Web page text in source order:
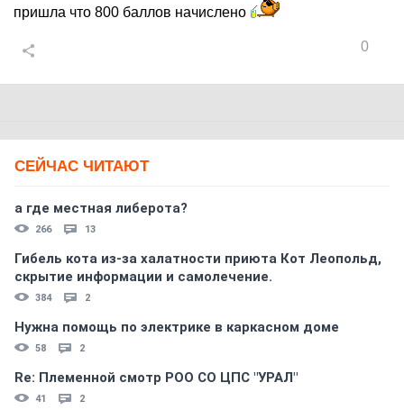
пришла что 800 баллов начислено
0
СЕЙЧАС ЧИТАЮТ
а где местная либерота?
266 13
Гибель кота из-за халатности приюта Кот Леопольд,
скрытиe информации и самолечение.
384 2
Нужна помощь по электрике в каркасном доме
58 2
Re: Племеннoй смoтр РOO CO ЦПС "УРАЛ"
41 2